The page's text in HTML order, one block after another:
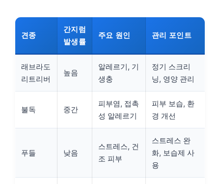
견종
간지럼
발생률
주요 원인 관리 포인트
래브라도
리트리버
높음
알레르기, 기
생충
정기 스크리
닝, 영양 관리
불독 중간
피부염, 접촉
성 알레르기
피부 보습, 환
경 개선
푸들 낮음
스트레스, 건
조 피부
스트레스 완
화, 보습제 사
용